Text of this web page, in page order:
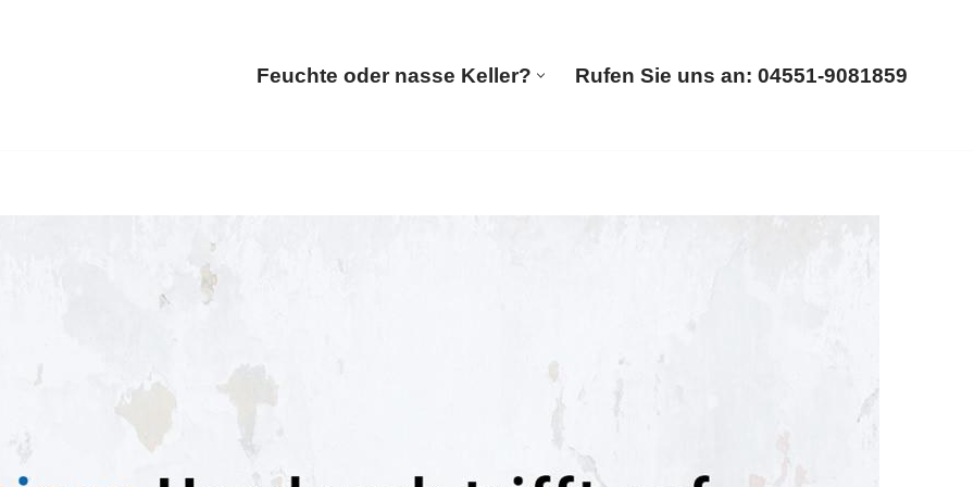
Feuchte oder nasse Keller? Rufen Sie uns an: 04551-9081859